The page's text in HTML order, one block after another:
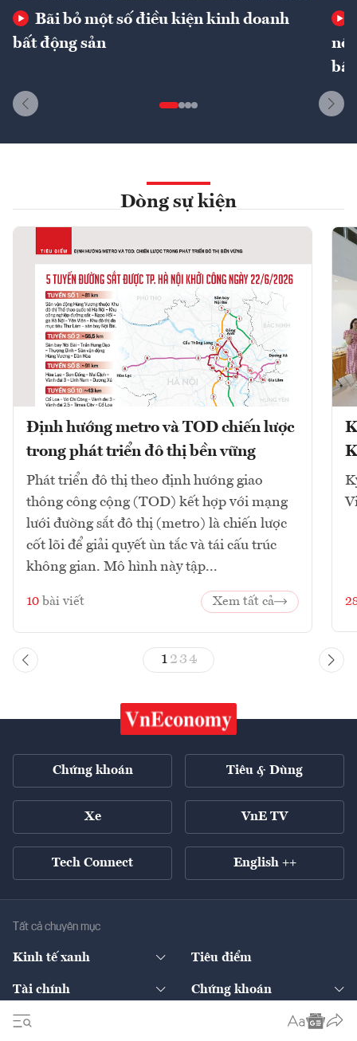
Bãi bỏ một số điều kiện kinh doanh
bất động sản
Dòng sự kiện
Định hướng metro và TOD chiến lược
trong phát triển đô thị bền vững
Phát triển đô thị theo định hướng giao
thông công cộng (TOD) kết hợp với mạng
lưới đường sắt đô thị (metro) là chiến lược
cốt lõi để giải quyết ùn tắc và tái cấu trúc
không gian. Mô hình này tập...
10 bài viết Xem tất cả
1 23 4
Chứng khoán Tiêu & Dùng
Xe VnE TV
Tech Connect English ++
Tất cả chuyên mục
Kinh tế xanh Tiêu điểm
Tài chính
Ngân hàng
Chứng khoán
Doanh nghiệp niêm yết
Kinh tế số